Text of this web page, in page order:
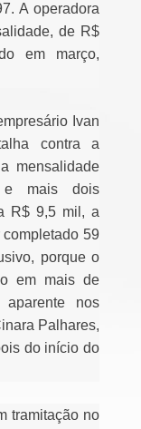
A operadora
de R$
em março,
Ivan
contra a
mensalidade
mais dois
R$ 9,5 mil, a
59
porque o
em mais de
aparente nos
Palhares,
do início do
tramitação no